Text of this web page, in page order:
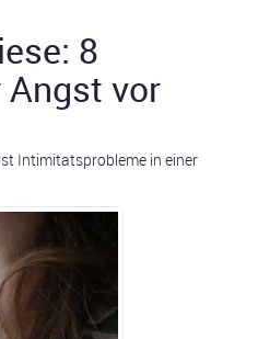
8
vor
Intimitatsprobleme in einer